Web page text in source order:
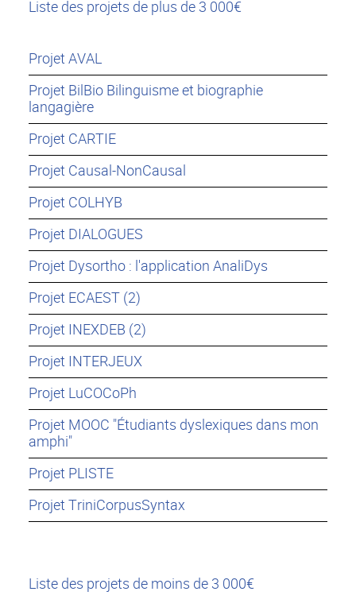
Liste des projets de plus de 3 000€
Projet AVAL
Projet BilBio Bilinguisme et biographie
langagière
Projet CARTIE
Projet Causal-NonCausal
Projet COLHYB
Projet DIALOGUES
Projet Dysortho : l'application AnaliDys
Projet ECAEST (2)
Projet INEXDEB (2)
Projet INTERJEUX
Projet LuCOCoPh
Projet MOOC "Étudiants dyslexiques dans mon
amphi"
Projet PLISTE
Projet TriniCorpusSyntax
Liste des projets de moins de 3 000€